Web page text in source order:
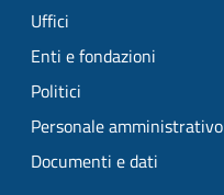
Uffici
Enti e fondazioni
Politici
Personale amministrativo
Documenti e dati